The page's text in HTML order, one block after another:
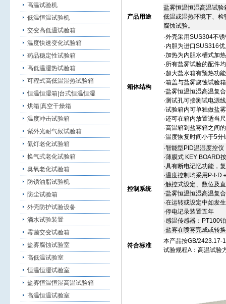
高温试验机
低温恒温试验机
交变高低温试验箱
温度快速变化试验箱
药品稳定性试验箱
高低温湿热试验箱
可程式高低温湿热试验箱
恒温恒湿箱|台式恒温恒湿
烘箱|真空干燥箱
温度冲击试验箱
紫外光耐气候试验箱
氙灯老化试验箱
换气式老化试验箱
臭氧老化试验箱
防锈油脂试验机
防尘试验箱
外壳防护试验设备
滴水试验装置
霉菌交变试验箱
盐雾腐蚀试验室
高低温试验室
恒温恒湿试验室
盐雾恒温恒湿高温试验箱
高温恒温试验室
产品用途
盐雾恒温恒湿高温试验
低温或湿热环境下、
腐蚀试验。
箱体结构
·外壳采用SUS304不
·内胆为进口SUS316
·加热为内胆水槽式加
·所有盐雾试验的配件
·超大盐水箱有预热功
·箱盖与盐雾腐蚀试验
·盐雾恒温恒湿高温复
·测试孔可接测试电源线
·试验箱内可单独做盐
·还可在箱内放置适当
·高温箱到盐雾箱之间
·温度恢复时间小于5分
控制系统
·智能型PID温湿度控仪
·薄膜式 KEY BOARD
·具有断电记忆功能，
·温度控制均采用
·触控式设定、数位及
·盐雾恒温恒湿高温复
·在运转或设定中如发生
·停电记录装置五年
·感温传感器：PT100
·盐雾在喷雾完成或转
符合标准
本产品按GB/2423.17-
试验规程A：高温试验